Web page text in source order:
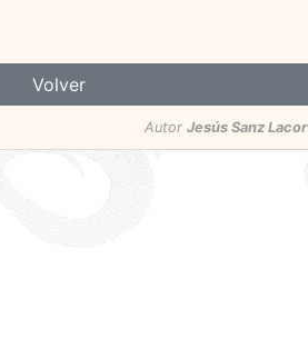
Volver
Autor Jesús Sanz